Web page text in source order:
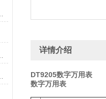
详情介绍
DT9205数字万用表
数字万用表